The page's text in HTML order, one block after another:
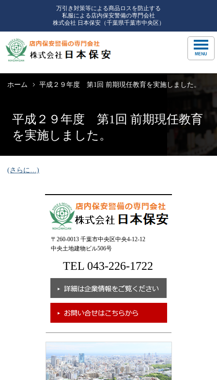
万引き対策等による商品ロスを防止する
私服による店内保安警備の専門会社
株式会社 日本保安（千葉県千葉市中央区）
ホーム 平成２９年度 第1回 前期現任教育を実施しました。
平成２９年度 第1回 前期現任教育
を実施しました。
(さらに…)
〒260-0013 千葉市中央区中央4-12-12
中央土地建物ビル506号
TEL 043-226-1722